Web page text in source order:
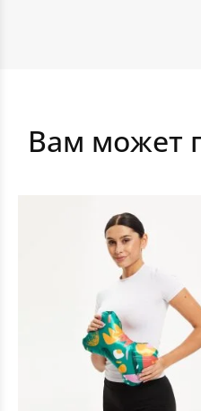
Вам может